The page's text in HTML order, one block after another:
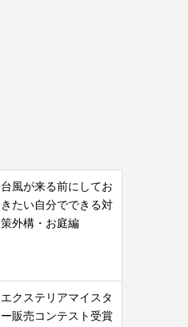
台風が来る前にしてお
きたい自分でできる対
策外構・お庭編
エクステリアマイスタ
ー販売コンテスト受賞